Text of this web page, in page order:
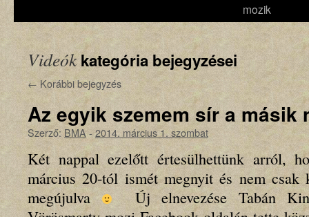
mozik
Videókkategória bejegyzései
←Korábbi bejegyzés
Az egyik szemem sír a
Szerző: BMA-2014. március 1. szombat
Két nappal ezelőtt értesülhettünk arról,
március 20-tól ismét megnyit és nem csak
megújulva
Új elnevezése Tabán